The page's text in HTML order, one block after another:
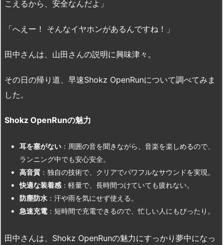
こえるから、安全なんだよ」
「へえー！ そんなイヤホンがあるんですね！」
田中さんは、山田さんの説明に興味津々。
その日の帰り道、早速Shokz OpenRunについて調べてみま
した。
Shokz OpenRunの魅力
耳を塞がない ：周囲の音を聞きながら、音楽を楽しめるので、
ランニング中でも安心安全。
高音質 ：独自の技術で、クリアでパワフルなサウンドを実現。
快適な装着感 ：軽量で、長時間つけていても疲れない。
防塵防水 ：汗や雨を気にせず使える。
急速充電 ：短時間で充電できるので、忙しい人にもぴったり。
田中さんは、Shokz OpenRunの魅力にすっかり夢中になっ